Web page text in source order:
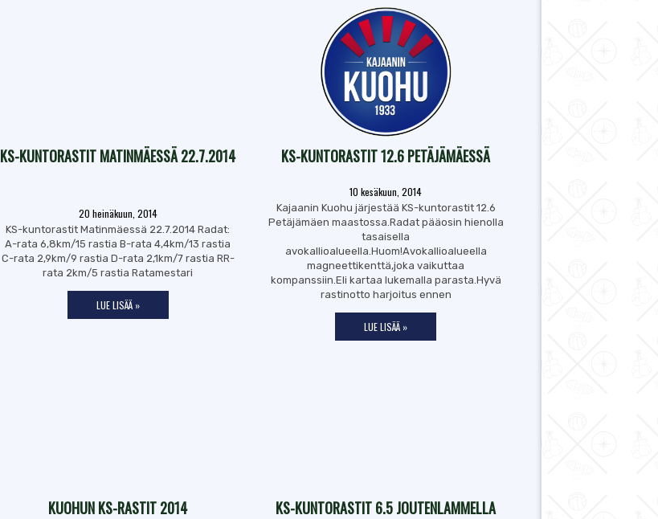
KS-KUNTORASTIT MATINMÄESSÄ 22.7.2014
20 heinäkuun, 2014
KS-kuntorastit Matinmäessä 22.7.2014 Radat:
A-rata 6,8km/15 rastia B-rata 4,4km/13 rastia
C-rata 2,9km/9 rastia D-rata 2,1km/7 rastia RR-
rata 2km/5 rastia Ratamestari
LUE LISÄÄ »
KS-KUNTORASTIT 12.6 PETÄJÄMÄESSÄ
10 kesäkuun, 2014
Kajaanin Kuohu järjestää KS-kuntorastit 12.6
Petäjämäen maastossa.Radat pääosin hienolla
tasaisella
avokallioalueella.Huom!Avokallioalueella
magneettikenttä,joka vaikuttaa
kompanssiin.Eli kartaa lukemalla parasta.Hyvä
rastinotto harjoitus ennen
LUE LISÄÄ »
KUOHUN KS-RASTIT 2014 KS-KUNTORASTIT 6.5 JOUTENLAMMELLA